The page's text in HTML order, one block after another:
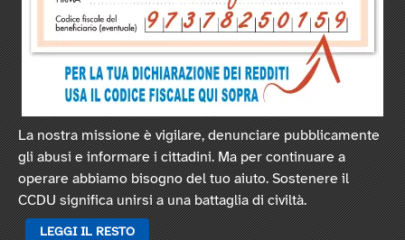
La nostra missione è vigilare, denunciare pubblicamente
gli abusi e informare i cittadini. Ma per continuare a
operare abbiamo bisogno del tuo aiuto. Sostenere il
CCDU significa unirsi a una battaglia di civiltà.
LEGGI IL RESTO